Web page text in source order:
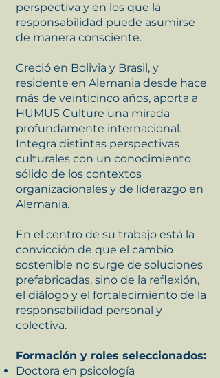
perspectiva y en los que la
responsabilidad puede asumirse
de manera consciente.
Creció en Bolivia y Brasil, y
residente en Alemania desde hace
más de veinticinco años, aporta a
HUMUS Culture una mirada
profundamente internacional.
Integra distintas perspectivas
culturales con un conocimiento
sólido de los contextos
organizacionales y de liderazgo en
Alemania.
En el centro de su trabajo está la
convicción de que el cambio
sostenible no surge de soluciones
prefabricadas, sino de la reflexión,
el diálogo y el fortalecimiento de la
responsabilidad personal y
colectiva.
Formación y roles seleccionados:
Doctora en psicología